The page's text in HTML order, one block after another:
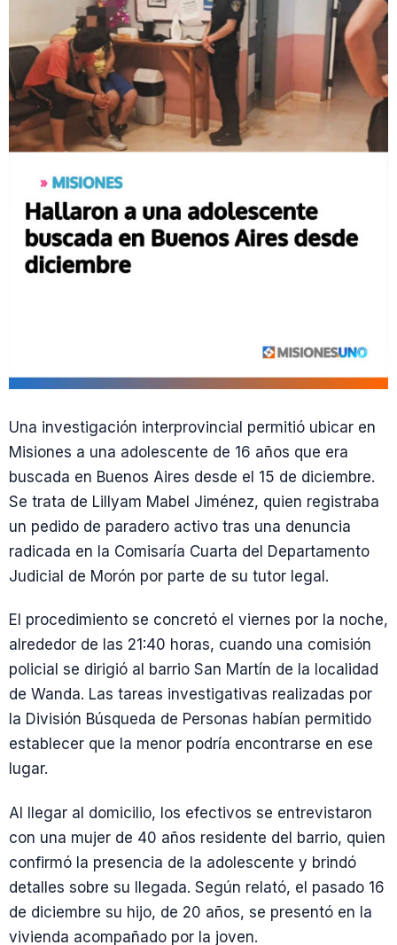
Una investigación interprovincial permitió ubicar en
Misiones a una adolescente de 16 años que era
buscada en Buenos Aires desde el 15 de diciembre.
Se trata de Lillyam Mabel Jiménez, quien registraba
un pedido de paradero activo tras una denuncia
radicada en la Comisaría Cuarta del Departamento
Judicial de Morón por parte de su tutor legal.
El procedimiento se concretó el viernes por la noche,
alrededor de las 21:40 horas, cuando una comisión
policial se dirigió al barrio San Martín de la localidad
de Wanda. Las tareas investigativas realizadas por
la División Búsqueda de Personas habían permitido
establecer que la menor podría encontrarse en ese
lugar.
Al llegar al domicilio, los efectivos se entrevistaron
con una mujer de 40 años residente del barrio, quien
confirmó la presencia de la adolescente y brindó
detalles sobre su llegada. Según relató, el pasado 16
de diciembre su hijo, de 20 años, se presentó en la
vivienda acompañado por la joven.